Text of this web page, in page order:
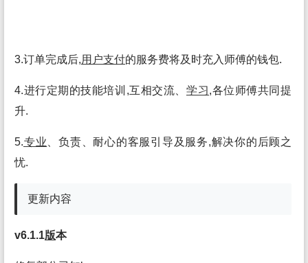
3.订单完成后,用户支付的服务费将及时充入师傅的钱包.
4.进行定期的技能培训,互相交流、 学习,各位师傅共同提
升.
5.专业 、负责、耐心的客服引导及服务,解决你的后顾之
忧.
更新内容
v6.1.1版本